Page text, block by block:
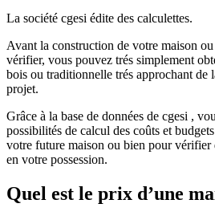
La société cgesi édite des calculettes.
Avant la construction de votre maison
vérifier, vous pouvez trés simplement
bois ou traditionnelle trés approchant de
projet.
Grâce à la base de données de cgesi ,
possibilités de calcul des coûts et
votre future maison ou bien pour vérifier
en votre possession.
Quel est le prix d’une